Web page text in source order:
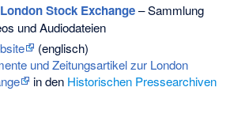
Stock Exchange– Sammlung
und Audiodateien
(englisch)
und Zeitungsartikel zur London
in den Historischen Pressearchiven